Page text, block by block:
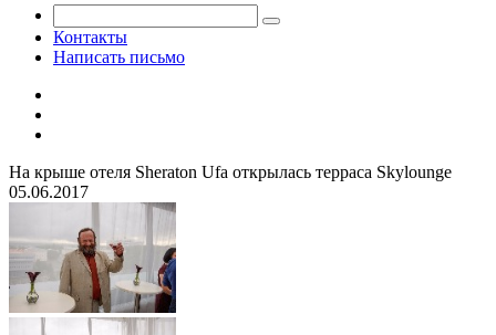
Контакты
Написать письмо
На крыше отеля Sheraton Ufa открылась терраса Skylounge
05.06.2017